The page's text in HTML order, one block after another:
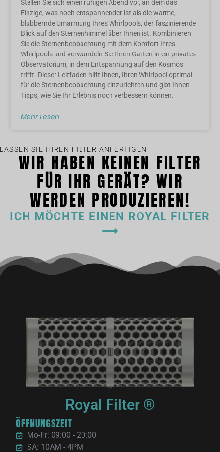
Stellen Sie sich einen ruhigen Abend vor, an dem das
Einzige, was noch entspannender ist als die warme,
blubbernde Umarmung Ihres Whirlpools, der faszinierende
Blick auf den Sternenhimmel über Ihnen ist. Kombinieren
Sie die Sternenbeobachtung mit dem Komfort Ihres
Whirlpools und verwandeln Sie Ihren Garten in ein privates
Observatorium, in dem Entspannung auf den Kosmos
trifft. Dieser Leitfaden hilft Ihnen, Ihren Whirlpool optimal
für die Sternenbeobachtung einzurichten und gibt Ihnen
Tipps, wie Sie Ihr Erlebnis noch verbessern können.
Mehr Lesen
LASSEN SIE IHREN FILTER ANFERTIGEN
WIR HABEN KEINEN FILTER
FÜR IHR GERÄT? WIR
WERDEN PRODUZIEREN!
ICH MÖCHTE EINEN ROYAL FILTER
⟶
Royal Filter ®
ÖFFNUNGSZEIT
Mo-Fr: 09:00 - 20:00
SA: 10AM - 4PM